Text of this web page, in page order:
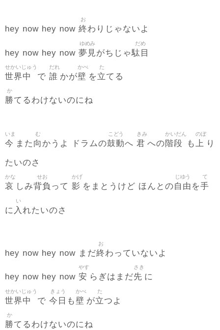
hey now hey now 終
お
わりじゃないよ
hey now hey now 夢見
ゆめみ
がちじゃ駄目
だめ
世界中
せかいじゅう
で 誰
だれ
かが壁
かべ
を立
た
てる
勝
か
てるわけないのにね
今
いま
また 向
む
かうよ ドラムの鼓動
こどう
へ 君
きみ
への階段
かいだん
も上
のぼ
り
たいのさ
哀
かな
しみ背負
せお
って 影
かげ
をまとうけど ほんとの自由
じゆう
を手
て
に 入
い
れたいのさ
hey now hey now まだ終
お
わっていないよ
hey now hey now 安
やす
らぎはまだ先
さき
に
世界中
せかいじゅう
で 今日
きょう
も壁
かべ
が立
た
つよ
勝
か
てるわけないのにね